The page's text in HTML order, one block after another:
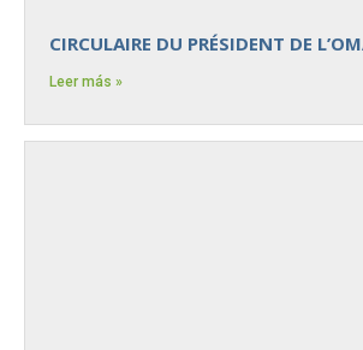
CIRCULAIRE DU PRÉSIDENT DE
Leer más »